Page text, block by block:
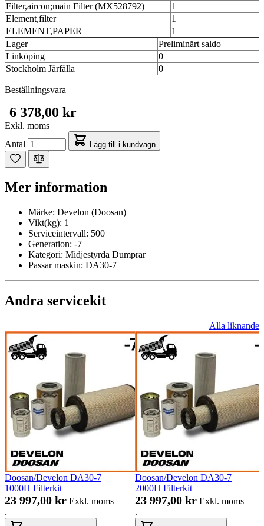
Filter,aircon;main Filter (MX528792)
1
Element,filter
1
ELEMENT,PAPER
1
Lager
Preliminärt saldo
Linköping
0
Stockholm Järfälla
0
Beställningsvara
6 378,00 kr
Exkl. moms
Antal
Lägg till i kundvagn
Mer information
Märke: Develon (Doosan)
Vikt(kg): 1
Serviceintervall: 500
Generation: -7
Kategori: Midjestyrda Dumprar
Passar maskin: DA30-7
Andra servicekit
Alla liknande
Doosan/Develon DA30-7
1000H Filterkit
23 997,00 kr Exkl. moms
.
Doosan/Develon DA30-7
2000H Filterkit
23 997,00 kr Exkl. moms
.